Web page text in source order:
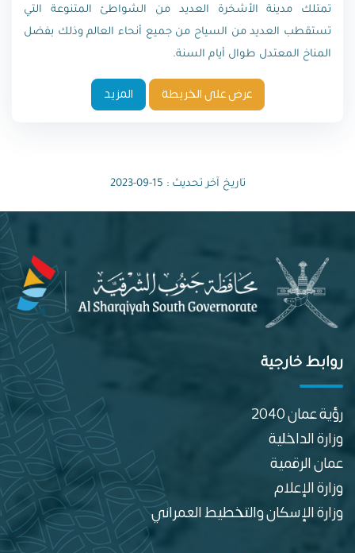
تمتلك مدينة الأشخرة العديد من الشواطئ المتنوعة التي
تستقطب العديد من السياح من جميع أنحاء العالم وذلك بفضل
المناخ المعتدل طوال أيام السنة.
عرض على الخريطة المزيد
تاريخ آخر تحديث : 15-09-2023
روابط خارجية
رؤية عمان 2040
وزارة الداخلية
عمان الرقمية
وزارة الإعلام
وزارة الإسكان والتخطيط العمراني